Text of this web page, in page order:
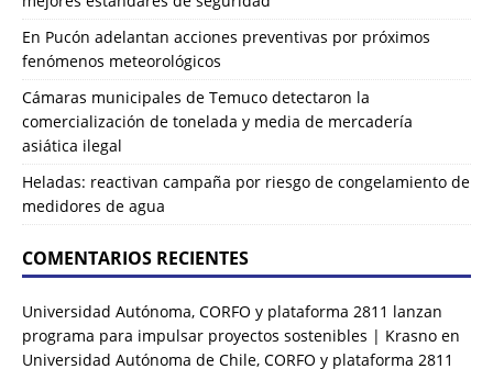
En Pucón adelantan acciones preventivas por próximos
fenómenos meteorológicos
Cámaras municipales de Temuco detectaron la
comercialización de tonelada y media de mercadería
asiática ilegal
Heladas: reactivan campaña por riesgo de congelamiento de
medidores de agua
COMENTARIOS RECIENTES
Universidad Autónoma, CORFO y plataforma 2811 lanzan
programa para impulsar proyectos sostenibles | Krasno en
Universidad Autónoma de Chile, CORFO y plataforma 2811